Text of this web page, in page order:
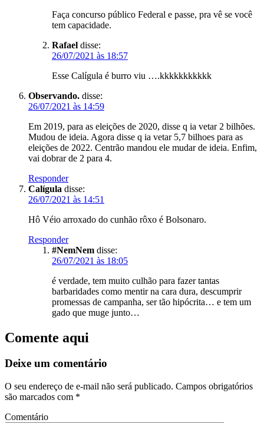
Faça concurso público Federal e passe, pra vê se você
tem capacidade.
Rafael disse:
26/07/2021 às 18:57
Esse Calígula é burro viu ….kkkkkkkkkkk
Observando. disse:
26/07/2021 às 14:59
Em 2019, para as eleições de 2020, disse q ia vetar 2 bilhões.
Mudou de ideia. Agora disse q ia vetar 5,7 bilhoes para as
eleições de 2022. Centrão mandou ele mudar de ideia. Enfim,
vai dobrar de 2 para 4.
Responder
Calígula disse:
26/07/2021 às 14:51
Hô Véio arroxado do cunhão rôxo é Bolsonaro.
Responder
#NemNem disse:
26/07/2021 às 18:05
é verdade, tem muito culhão para fazer tantas
barbaridades como mentir na cara dura, descumprir
promessas de campanha, ser tão hipócrita… e tem um
gado que muge junto…
Comente aqui
Deixe um comentário
O seu endereço de e-mail não será publicado. Campos obrigatórios
são marcados com *
Comentário